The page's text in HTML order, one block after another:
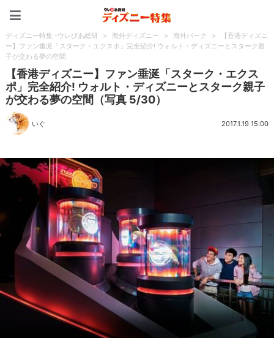
ディズニー特集 -ウレぴあ総研 > 海外ディズニー > 海外パーク >
【香港ディズニ
ー】ファン垂涎「スターク・エクスポ」完全紹介! ウォルト・ディズニーとスターク親
子が交わる夢の空間
【香港ディズニー】ファン垂涎「スターク・エクス
ポ」完全紹介! ウォルト・ディズニーとスターク親子
が交わる夢の空間（写真 5/30）
いぐ 2017.1.19 15:00